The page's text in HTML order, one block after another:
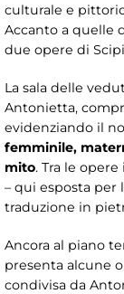
culturale e
Accanto a quelle
due opere di
La sala delle
Antonietta,
evidenziando il
femminile,
mito. Tra le opere
– qui esposta per
traduzione in
Ancora al piano
presenta alcune
condivisa da